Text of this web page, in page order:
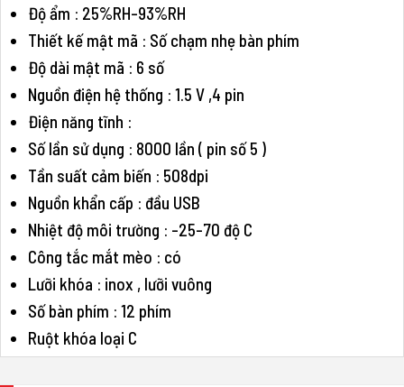
Độ ẩm : 25%RH-93%RH
Thiết kế mật mã : Số chạm nhẹ bàn phím
Độ dài mật mã : 6 số
Nguồn điện hệ thống : 1.5 V ,4 pin
Điện năng tĩnh :
Số lần sử dụng : 8000 lần ( pin số 5 )
Tần suất cảm biến : 508dpi
Nguồn khẩn cấp : đầu USB
Nhiệt độ môi trường : -25-70 độ C
Công tắc mắt mèo : có
Lưỡi khóa : inox , lưỡi vuông
Số bàn phím : 12 phím
Ruột khóa loại C